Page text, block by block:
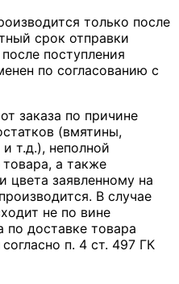
только после
срок отправки
поступления
по согласованию с
заказа по причине
(вмятины,
т.д.), неполной
товара, а также
цвета заявленному на
В случае
не по вине
по доставке товара
п. 4 ст. 497 ГК